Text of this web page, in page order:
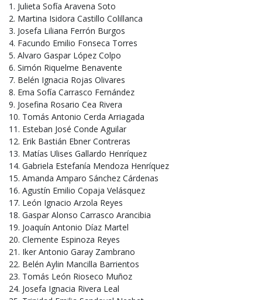
Julieta Sofía Aravena Soto
Martina Isidora Castillo Colillanca
Josefa Liliana Ferrón Burgos
Facundo Emilio Fonseca Torres
Alvaro Gaspar López Colpo
Simón Riquelme Benavente
Belén Ignacia Rojas Olivares
Ema Sofía Carrasco Fernández
Josefina Rosario Cea Rivera
Tomás Antonio Cerda Arriagada
Esteban José Conde Aguilar
Erik Bastián Ebner Contreras
Matías Ulises Gallardo Henríquez
Gabriela Estefanía Mendoza Henríquez
Amanda Amparo Sánchez Cárdenas
Agustín Emilio Copaja Velásquez
León Ignacio Arzola Reyes
Gaspar Alonso Carrasco Arancibia
Joaquín Antonio Díaz Martel
Clemente Espinoza Reyes
Iker Antonio Garay Zambrano
Belén Aylin Mancilla Barrientos
Tomás León Rioseco Muñoz
Josefa Ignacia Rivera Leal